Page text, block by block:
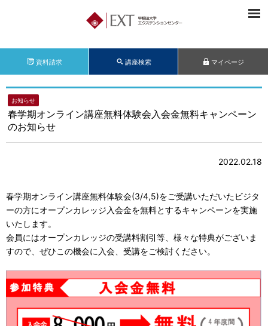
資料請求 講座検索 マイページ
お知らせ
春学期オンライン講座無料体験会入会金無料キャンペーン
のお知らせ
2022.02.18
春学期オンライン講座無料体験会(3/4,5)をご受講いただいたビジタ
ーの方にオープンカレッジ入会金を無料とするキャンペーンを実施
いたします。
会員にはオープンカレッジの受講料割引等、様々な特典がございま
すので、ぜひこの機会に入会、受講をご検討ください。